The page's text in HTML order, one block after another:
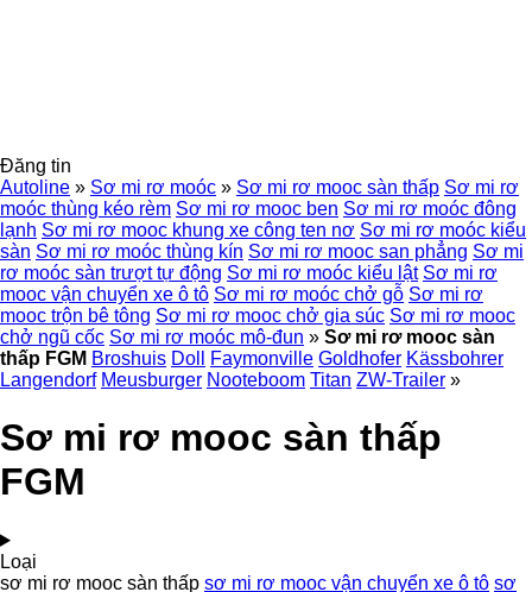
Đăng tin
Autoline » Sơ mi rơ moóc » Sơ mi rơ mooc sàn thấp Sơ mi rơ
moóc thùng kéo rèm Sơ mi rơ mooc ben Sơ mi rơ moóc đông
lạnh Sơ mi rơ mooc khung xe công ten nơ Sơ mi rơ moóc kiểu
sàn Sơ mi rơ moóc thùng kín Sơ mi rơ mooc san phẳng Sơ mi
rơ moóc sàn trượt tự động Sơ mi rơ moóc kiểu lật Sơ mi rơ
mooc vận chuyển xe ô tô Sơ mi rơ moóc chở gỗ Sơ mi rơ
mooc trộn bê tông Sơ mi rơ mooc chở gia súc Sơ mi rơ mooc
chở ngũ cốc Sơ mi rơ moóc mô-đun » Sơ mi rơ mooc sàn
thấp FGM Broshuis Doll Faymonville Goldhofer Kässbohrer
Langendorf Meusburger Nooteboom Titan ZW-Trailer »
Sơ mi rơ mooc sàn thấp
FGM
Loại
sơ mi rơ mooc sàn thấp sơ mi rơ mooc vận chuyển xe ô tô sơ